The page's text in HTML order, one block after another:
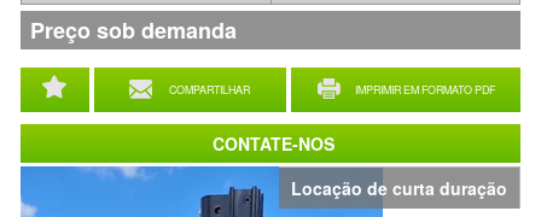
Locação de curta duração
COMPARTILHAR IMPRIMIR EM FORMATO PDF
Preço sob demanda
CONTATE-NOS